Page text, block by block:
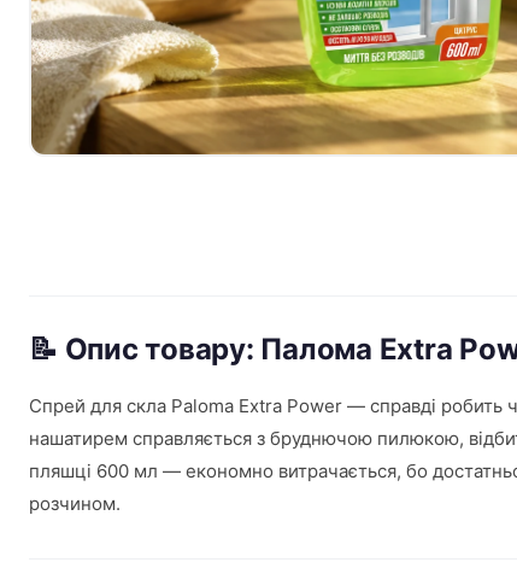
📝 Опис товару: Палома Extra
Спрей для скла Paloma Extra Power — справді робить
нашатирем справляється з бруднючою пилюкою,
пляшці 600 мл — економно витрачається, бо
розчином.